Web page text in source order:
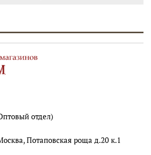
отдел)
Потаповская роща д.20 к.1